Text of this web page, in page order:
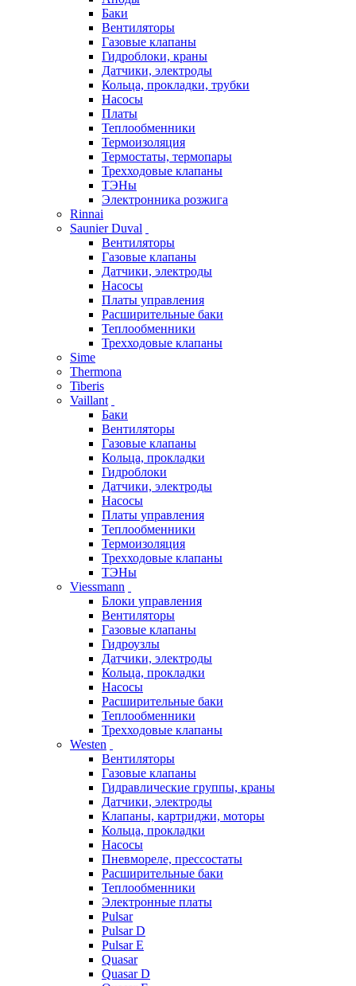
Баки
Вентиляторы
Газовые клапаны
Гидроблоки, краны
Датчики, электроды
Кольца, прокладки, трубки
Насосы
Платы
Теплообменники
Термоизоляция
Термостаты, термопары
Трехходовые клапаны
ТЭНы
Электронника розжига
Rinnai
Saunier Duval
Вентиляторы
Газовые клапаны
Датчики, электроды
Насосы
Платы управления
Расширительные баки
Теплообменники
Трехходовые клапаны
Sime
Thermona
Tiberis
Vaillant
Баки
Вентиляторы
Газовые клапаны
Кольца, прокладки
Гидроблоки
Датчики, электроды
Насосы
Платы управления
Теплообменники
Термоизоляция
Трехходовые клапаны
ТЭНы
Viessmann
Блоки управления
Вентиляторы
Газовые клапаны
Гидроузлы
Датчики, электроды
Кольца, прокладки
Насосы
Расширительные баки
Теплообменники
Трехходовые клапаны
Westen
Вентиляторы
Газовые клапаны
Гидравлические группы, краны
Датчики, электроды
Клапаны, картриджи, моторы
Кольца, прокладки
Насосы
Пневмореле, прессостаты
Расширительные баки
Теплообменники
Электронные платы
Pulsar
Pulsar D
Pulsar E
Quasar
Quasar D